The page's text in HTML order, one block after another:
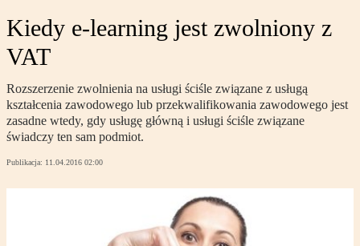
Kiedy e-learning jest zwolniony z
VAT
Rozszerzenie zwolnienia na usługi ściśle związane z usługą
kształcenia zawodowego lub przekwalifikowania zawodowego jest
zasadne wtedy, gdy usługę główną i usługi ściśle związane
świadczy ten sam podmiot.
Publikacja: 11.04.2016 02:00